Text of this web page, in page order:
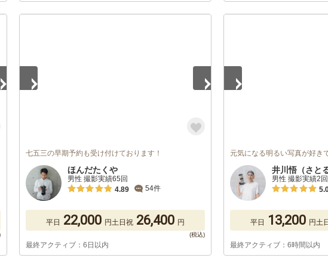
七五三の早期予約も受け付けております！
ほんだたくや
男性 撮影実績65回
4.89
54件
平日 22,000 円土日祝 26,400 円
最終アクティブ：6日以内
元気になる明るい写真が好き
井川悟（さとる
男性 撮影実績2回
平日 13,200 円土
最終アクティブ：6時間以内